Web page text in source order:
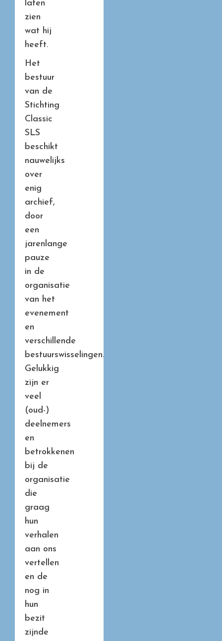
laten
zien
wat hij
heeft.
Het
bestuur
van de
Stichting
Classic
SLS
beschikt
nauwelijks
over
enig
archief,
door
een
jarenlange
pauze
in de
organisatie
van het
evenement
en
verschillende
bestuurswisselingen.
Gelukkig
zijn er
veel
(oud-)
deelnemers
en
betrokkenen
bij de
organisatie
die
graag
hun
verhalen
aan ons
vertellen
en de
nog in
hun
bezit
zijnde